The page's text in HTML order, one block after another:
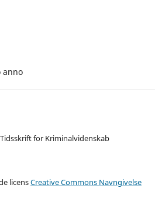
anno
for Kriminalvidenskab
licensCreative Commons Navngivelse